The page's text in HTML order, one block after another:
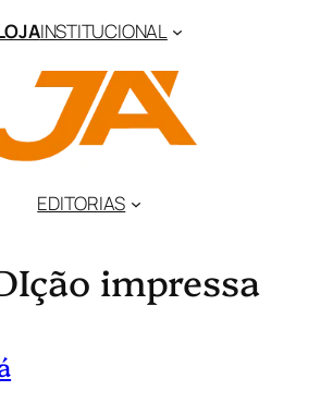
INSTITUCIONAL
EDITORIAS
impressa